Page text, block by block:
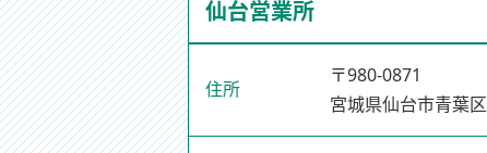
仙台営業所
住所
〒980-0871
宮城県仙台市青葉